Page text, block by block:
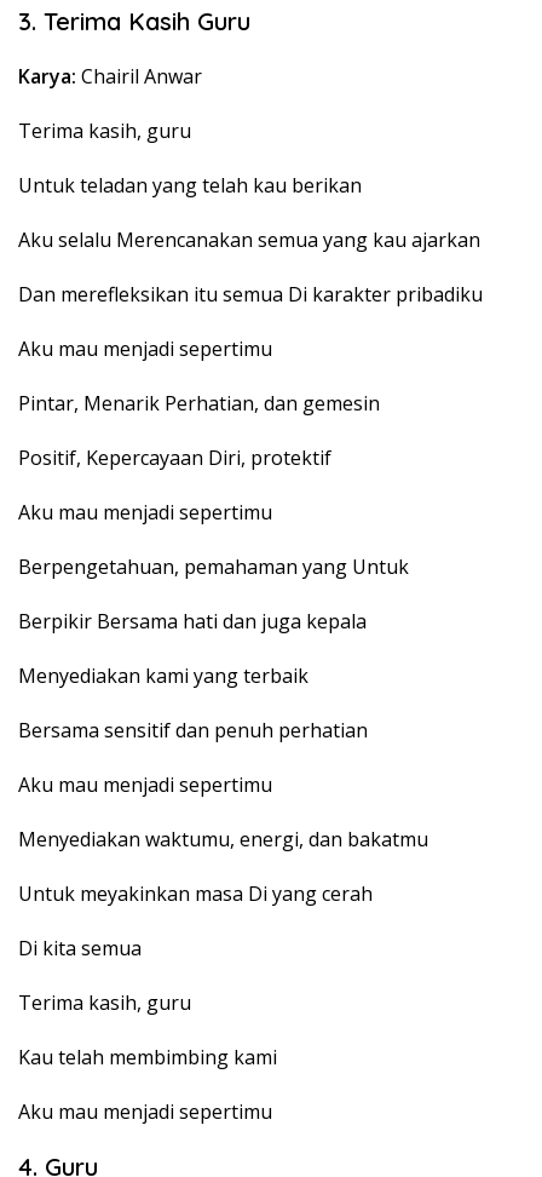
3. Terima Kasih Guru
Karya: Chairil Anwar
Terima kasih, guru
Untuk teladan yang telah kau berikan
Aku selalu Merencanakan semua yang kau ajarkan
Dan merefleksikan itu semua Di karakter pribadiku
Aku mau menjadi sepertimu
Pintar, Menarik Perhatian, dan gemesin
Positif, Kepercayaan Diri, protektif
Aku mau menjadi sepertimu
Berpengetahuan, pemahaman yang Untuk
Berpikir Bersama hati dan juga kepala
Menyediakan kami yang terbaik
Bersama sensitif dan penuh perhatian
Aku mau menjadi sepertimu
Menyediakan waktumu, energi, dan bakatmu
Untuk meyakinkan masa Di yang cerah
Di kita semua
Terima kasih, guru
Kau telah membimbing kami
Aku mau menjadi sepertimu
4. Guru